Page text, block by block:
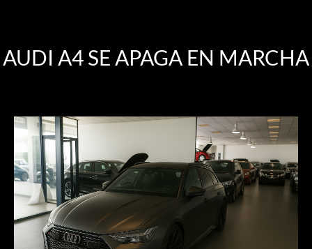
AUDI A4 SE APAGA EN MARCHA